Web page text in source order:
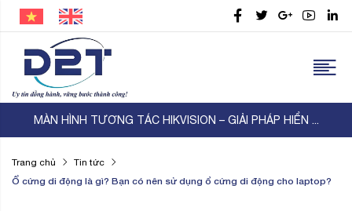
– GIẢI PHÁP HIỂN ... WORKSHOP D2T – TP-Link –
Trang chủ Tin tức
Ổ cứng di động là gì? Bạn có nên sử dụng ổ cứng di động cho laptop?